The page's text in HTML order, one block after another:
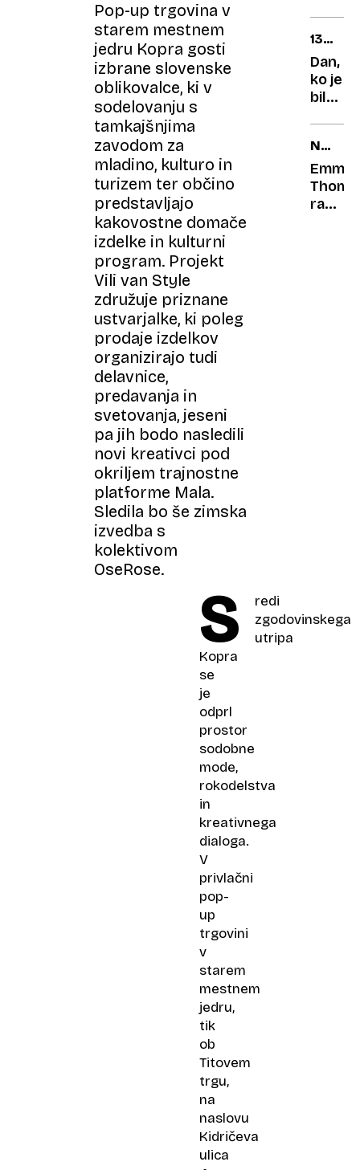
Pop-up trgovina v
starem mestnem
jedru Kopra gosti
izbrane slovenske
oblikovalce, ki v
sodelovanju s
tamkajšnjima
zavodom za
mladino, kulturo in
turizem ter občino
predstavljajo
kakovostne domače
izdelke in kulturni
program. Projekt
Vili van Style
združuje priznane
ustvarjalke, ki poleg
prodaje izdelkov
organizirajo tudi
delavnice,
predavanja in
svetovanja, jeseni
pa jih bodo nasledili
novi kreativci pod
okriljem trajnostne
platforme Mala.
Sledila bo še zimska
izvedba s
kolektivom
OseRose.
S
redi
zgodovinskega
utripa
Kopra
se
je
odprl
prostor
sodobne
mode,
rokodelstva
in
kreativnega
dialoga.
V
privlačni
pop-
up
trgovini
v
starem
mestnem
jedru,
tik
ob
Titovem
trgu,
na
naslovu
Kidričeva
ulica
130
LET
STOLPA
Dan,
ko je
bil
žig
na
najvišji
točki
NA
DAN
Emma